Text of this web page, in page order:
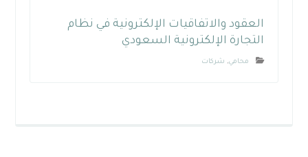
العقود والاتفاقيات الإلكترونية في نظام
التجارة الإلكترونية السعودي
محامي, شركات